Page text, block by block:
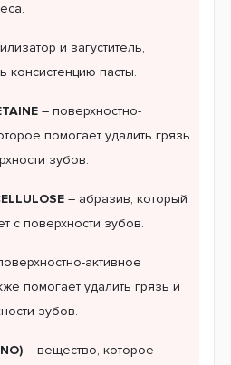
и загуститель,
консистенцию пасты.
– поверхностно-
помогает удалить грязь
зубов.
– абразив, который
с поверхности зубов.
активное
помогает удалить грязь и
зубов.
– вещество, которое